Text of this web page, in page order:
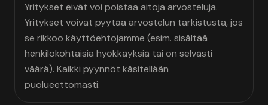
Yritykset eivät voi poistaa aitoja arvosteluja.
Yritykset voivat pyytää arvostelun tarkistusta, jos
se rikkoo käyttöehtojamme (esim. sisältää
henkilökohtaisia hyökkäyksiä tai on selvästi
väärä). Kaikki pyynnöt käsitellään
puolueettomasti.